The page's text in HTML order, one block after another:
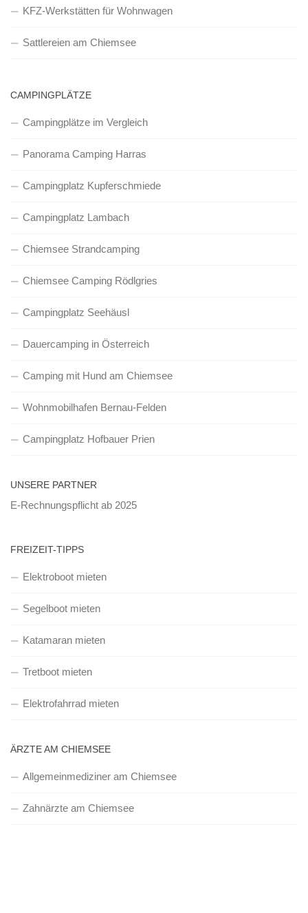
KFZ-Werkstätten für Wohnwagen
Sattlereien am Chiemsee
CAMPINGPLÄTZE
Campingplätze im Vergleich
Panorama Camping Harras
Campingplatz Kupferschmiede
Campingplatz Lambach
Chiemsee Strandcamping
Chiemsee Camping Rödlgries
Campingplatz Seehäusl
Dauercamping in Österreich
Camping mit Hund am Chiemsee
Wohnmobilhafen Bernau-Felden
Campingplatz Hofbauer Prien
UNSERE PARTNER
E-Rechnungspflicht ab 2025
FREIZEIT-TIPPS
Elektroboot mieten
Segelboot mieten
Katamaran mieten
Tretboot mieten
Elektrofahrrad mieten
ÄRZTE AM CHIEMSEE
Allgemeinmediziner am Chiemsee
Zahnärzte am Chiemsee